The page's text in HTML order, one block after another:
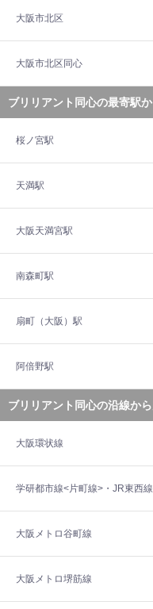
大阪市北区
大阪市北区同心
ブリリアント同心の最寄駅
桜ノ宮駅
天満駅
大阪天満宮駅
南森町駅
扇町（大阪）駅
阿倍野駅
ブリリアント同心の沿線か
大阪環状線
学研都市線<片町線>・JR東西線
大阪メトロ谷町線
大阪メトロ堺筋線